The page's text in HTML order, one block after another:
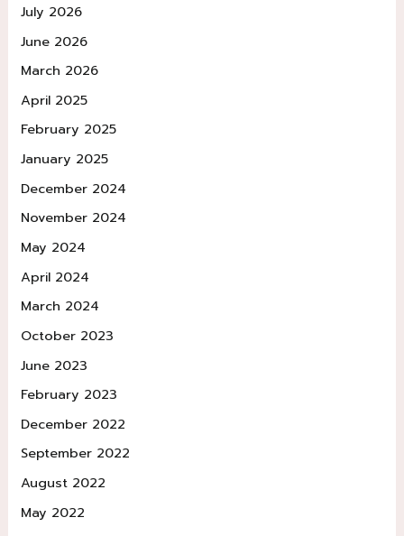
July 2026
June 2026
March 2026
April 2025
February 2025
January 2025
December 2024
November 2024
May 2024
April 2024
March 2024
October 2023
June 2023
February 2023
December 2022
September 2022
August 2022
May 2022